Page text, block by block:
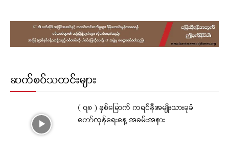
ဆက်စပ်သတင်းများ
( ၇၈ ) နှစ်မြောက် ကရင်နီအမျိုးသားခုခံ
တော်လှန်ရေးနေ့ အခမ်းအနား